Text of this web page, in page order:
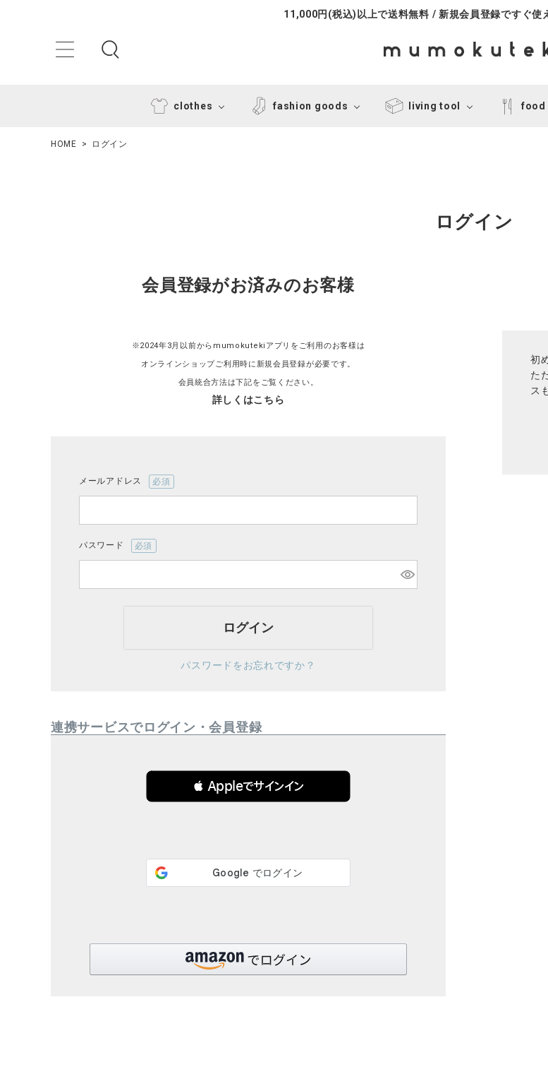
11,000円(税込)以上で送料無料 / 新規会員登録ですぐ使
clothes fashion goods living tool food
ファッション雑貨
HOME ログイン
ログイン
会員登録がお済みのお客様
※2024年3月以前からmumokutekiアプリをご利用のお客様は
オンラインショップご利用時に新規会員登録が必要です。
会員統合方法は下記をご覧ください。
詳しくはこちら
メールアドレス
(必
パスワード
(必
ログイン
パスワードをお忘れですか？
連携サービスでログイン・会員登録
 Appleでサインイン
初
た
ス